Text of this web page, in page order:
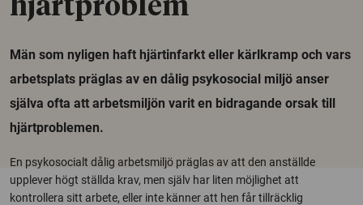
hjärtproblem
Män som nyligen haft hjärtinfarkt eller kärlkramp och vars
arbetsplats präglas av en dålig psykosocial miljö anser
själva ofta att arbetsmiljön varit en bidragande orsak till
hjärtproblemen.
En psykosocialt dålig arbetsmiljö präglas av att den anställde
upplever högt ställda krav, men själv har liten möjlighet att
kontrollera sitt arbete, eller inte känner att hen får tillräcklig